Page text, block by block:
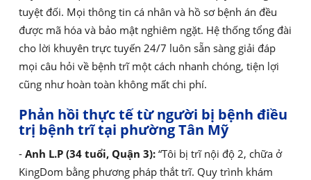
tuyệt đối. Mọi thông tin cá nhân và hồ sơ bệnh án đều
được mã hóa và bảo mật nghiêm ngặt. Hệ thống tổng đài
cho lời khuyên trực tuyến 24/7 luôn sẵn sàng giải đáp
mọi câu hỏi về bệnh trĩ một cách nhanh chóng, tiện lợi
cũng như hoàn toàn không mất chi phí.
Phản hồi thực tế từ người bị bệnh điều
trị bệnh trĩ tại phường Tân Mỹ
- Anh L.P (34 tuổi, Quận 3): “Tôi bị trĩ nội độ 2, chữa ở
KingDom bằng phương pháp thắt trĩ. Quy trình khám